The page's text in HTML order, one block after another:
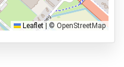
Leaflet © OpenStreetMap